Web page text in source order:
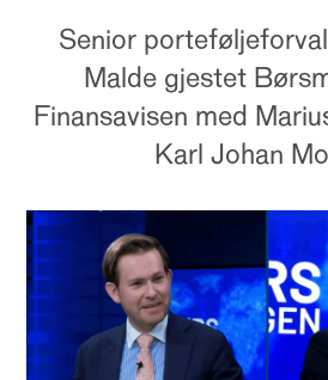
Senior
Malde gjestet
Finansavisen med
Karl Johan